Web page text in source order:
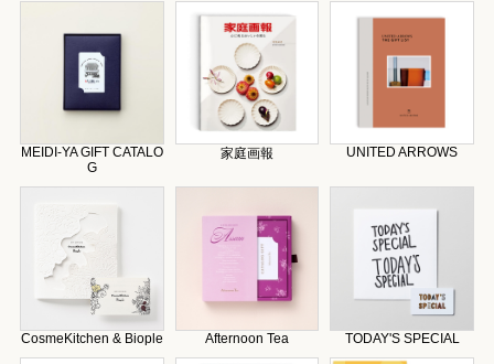
MEIDI-YA GIFT CATALO
G
家庭画報 UNITED ARROWS
CosmeKitchen & Biople Afternoon Tea TODAY'S SPECIAL